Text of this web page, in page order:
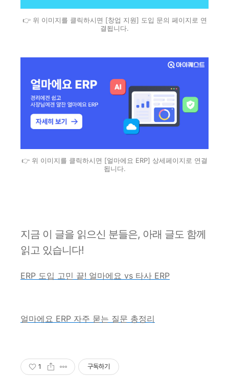
👉 위 이미지를 클릭하시면 [창업 지원] 도입 문의 페이지로 연
결됩니다.
👉 위 이미지를 클릭하시면 [얼마에요 ERP] 상세페이지로 연결
됩니다.
지금 이 글을 읽으신 분들은, 아래 글도 함께
읽고 있습니다!
ERP 도입 고민 끝! 얼마에요 vs 타사 ERP
얼마에요 ERP 자주 묻는 질문 총정리
1 구독하기